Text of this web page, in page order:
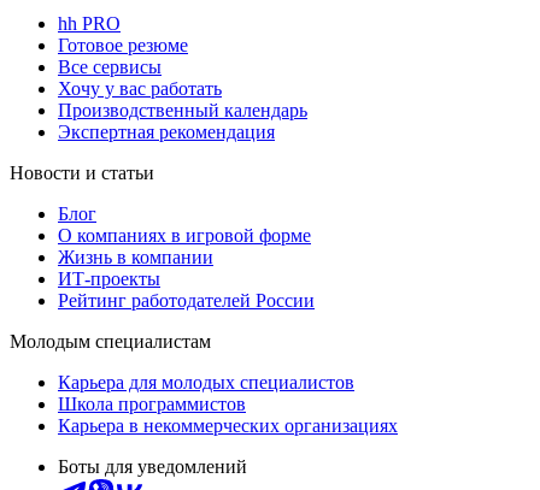
hh PRO
Готовое резюме
Все сервисы
Хочу у вас работать
Производственный календарь
Экспертная рекомендация
Новости и статьи
Блог
О компаниях в игровой форме
Жизнь в компании
ИТ-проекты
Рейтинг работодателей России
Молодым специалистам
Карьера для молодых специалистов
Школа программистов
Карьера в некоммерческих организациях
Боты для уведомлений